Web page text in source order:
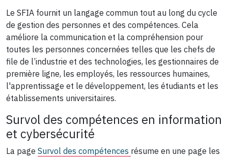
Le SFIA fournit un langage commun tout au long du cycle
de gestion des personnes et des compétences. Cela
améliore la communication et la compréhension pour
toutes les personnes concernées telles que les chefs de
file de l’industrie et des technologies, les gestionnaires de
première ligne, les employés, les ressources humaines,
l'apprentissage et le développement, les étudiants et les
établissements universitaires.
Survol des compétences en information
et cybersécurité
La page Survol des compétences résume en une page les